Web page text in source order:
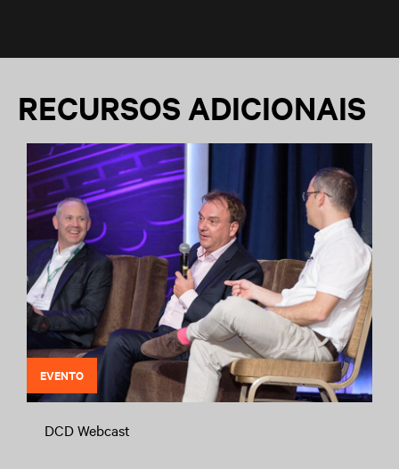
RECURSOS ADICIONAIS
EVENTO
DCD Webcast